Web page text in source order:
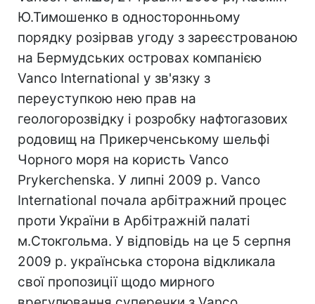
Ю.Тимошенко в односторонньому
порядку розірвав угоду з зареєстрованою
на Бермудських островах компанією
Vanco International у зв'язку з
переуступкою нею прав на
геологорозвідку і розробку нафтогазових
родовищ на Прикерченському шельфі
Чорного моря на користь Vanco
Prykerchenska. У липні 2009 р. Vanco
International почала арбітражний процес
проти України в Арбітражній палаті
м.Стокгольма. У відповідь на це 5 серпня
2009 р. українська сторона відкликала
свої пропозиції щодо мирного